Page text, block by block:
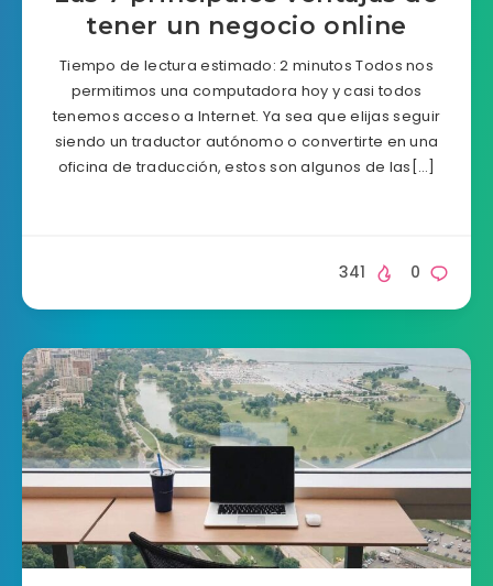
tener un negocio online
Tiempo de lectura estimado: 2 minutos Todos nos
permitimos una computadora hoy y casi todos
tenemos acceso a Internet. Ya sea que elijas seguir
siendo un traductor autónomo o convertirte en una
oficina de traducción, estos son algunos de las[…]
0
341